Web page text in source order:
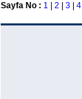
Sayfa No : 1 2 3 4